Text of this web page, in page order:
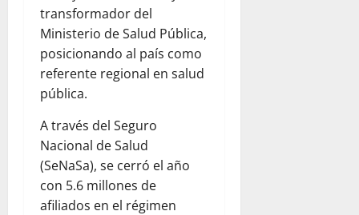
transformador del
Ministerio de Salud Pública,
posicionando al país como
referente regional en salud
pública.
A través del Seguro
Nacional de Salud
(SeNaSa), se cerró el año
con 5.6 millones de
afiliados en el régimen